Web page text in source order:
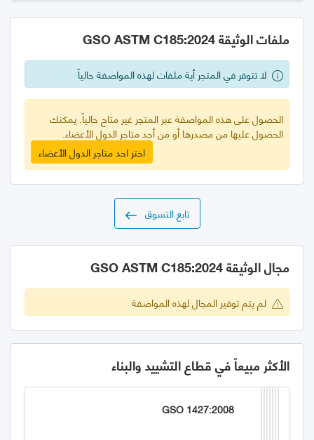
ملفات الوثيقة GSO ASTM C185:2024
لا تتوفر في المتجر أية ملفات لهذه المواصفة حالياً
الحصول على هذه المواصفة عبر المتجر غير متاح حالياً. يمكنك
الحصول عليها من مصدرها أو من أحد متاجر الدول الأعضاء.
اختر احد متاجر الدول الأعضاء
تابع التسوق
مجال الوثيقة GSO ASTM C185:2024
لم يتم توفير المجال لهذه المواصفة
الأكثر مبيعاً في قطاع التشييد والبناء
GSO 1427:2008